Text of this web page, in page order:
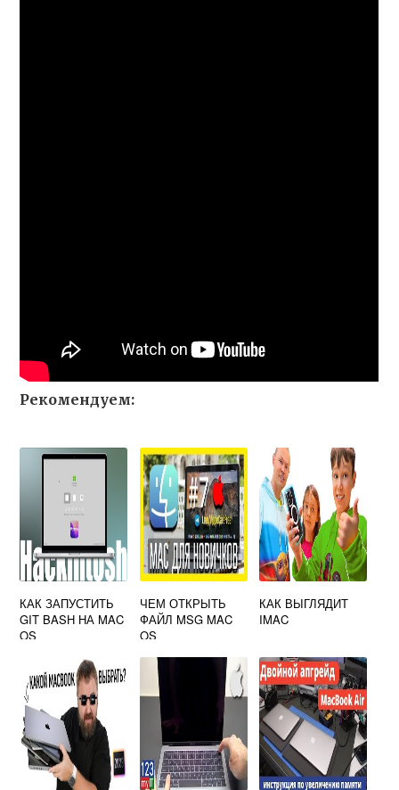
Рекомендуем:
КАК ЗАПУСТИТЬ
GIT BASH НА MAC
OS
ЧЕМ ОТКРЫТЬ
ФАЙЛ MSG MAC
OS
КАК ВЫГЛЯДИТ
IMAC